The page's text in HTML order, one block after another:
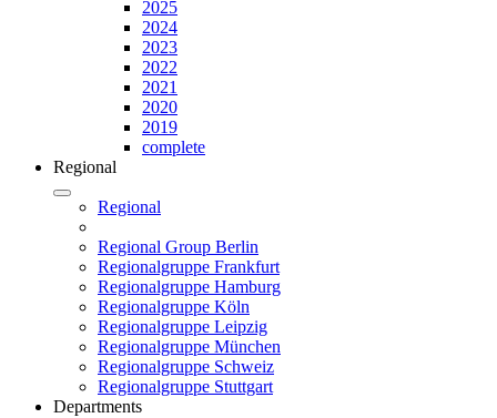
2025
2024
2023
2022
2021
2020
2019
complete
Regional
Regional
Regional Group Berlin
Regionalgruppe Frankfurt
Regionalgruppe Hamburg
Regionalgruppe Köln
Regionalgruppe Leipzig
Regionalgruppe München
Regionalgruppe Schweiz
Regionalgruppe Stuttgart
Departments